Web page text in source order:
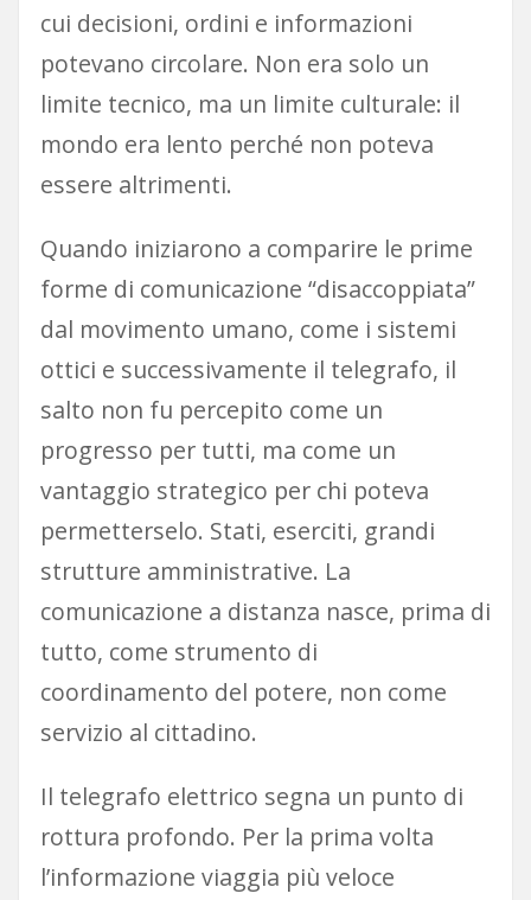
cui decisioni, ordini e informazioni
potevano circolare. Non era solo un
limite tecnico, ma un limite culturale: il
mondo era lento perché non poteva
essere altrimenti.
Quando iniziarono a comparire le prime
forme di comunicazione “disaccoppiata”
dal movimento umano, come i sistemi
ottici e successivamente il telegrafo, il
salto non fu percepito come un
progresso per tutti, ma come un
vantaggio strategico per chi poteva
permetterselo. Stati, eserciti, grandi
strutture amministrative. La
comunicazione a distanza nasce, prima di
tutto, come strumento di
coordinamento del potere, non come
servizio al cittadino.
Il telegrafo elettrico segna un punto di
rottura profondo. Per la prima volta
l’informazione viaggia più veloce